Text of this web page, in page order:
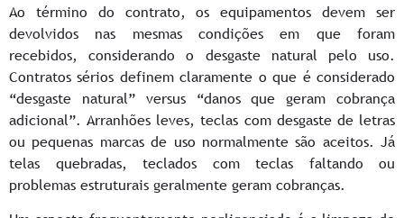
Ao término do contrato, os equipamentos devem ser
devolvidos nas mesmas condições em que foram
recebidos, considerando o desgaste natural pelo uso.
Contratos sérios definem claramente o que é considerado
“desgaste natural” versus “danos que geram cobrança
adicional”. Arranhões leves, teclas com desgaste de letras
ou pequenas marcas de uso normalmente são aceitos. Já
telas quebradas, teclados com teclas faltando ou
problemas estruturais geralmente geram cobranças.